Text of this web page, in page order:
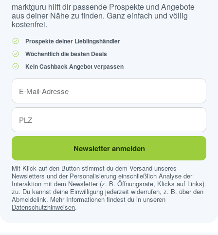
marktguru hilft dir passende Prospekte und Angebote
aus deiner Nähe zu finden. Ganz einfach und völlig
kostenfrei.
Prospekte deiner Lieblingshändler
Wöchentlich die besten Deals
Kein Cashback Angebot verpassen
Newsletter anmelden
Mit Klick auf den Button stimmst du dem Versand unseres
Newsletters und der Personalisierung einschließlich Analyse der
Interaktion mit dem Newsletter (z. B. Öffnungsrate, Klicks auf Links)
zu. Du kannst deine Einwilligung jederzeit widerrufen, z. B. über den
Abmeldelink. Mehr Informationen findest du in unseren
Datenschutzhinweisen.